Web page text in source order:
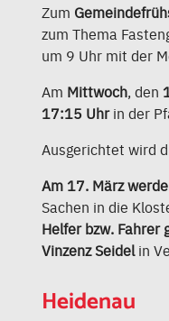
Zum
zum Thema
um 9 Uhr mit der
Am Mittwoch, den
17:15 Uhrin der
Ausgerichtet wird
Am 17. März
Sachen in die
Helfer bzw. Fahrer
Vinzenz Seidelin
Heidenau